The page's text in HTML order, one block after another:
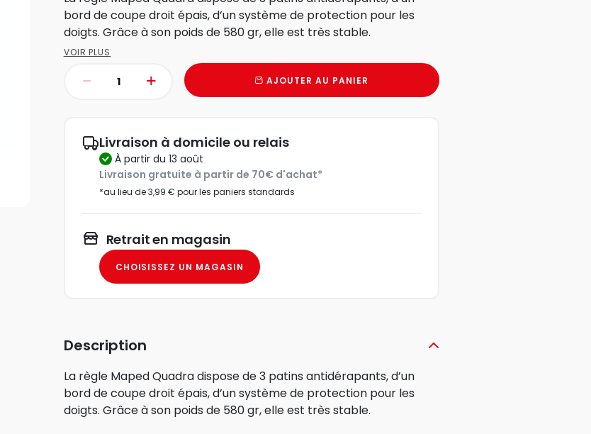
bord de coupe droit épais, d’un système de protection pour les
doigts. Grâce à son poids de 580 gr, elle est très stable.
VOIR PLUS
AJOUTER AU PANIER
Livraison à domicile ou relais
à partir du 13 août
Livraison gratuite à partir de 70€ d'achat*
*au lieu de 3,99 € pour les paniers standards
Retrait en magasin
CHOISISSEZ UN MAGASIN
Description
La règle Maped Quadra dispose de 3 patins antidérapants, d’un
bord de coupe droit épais, d’un système de protection pour les
doigts. Grâce à son poids de 580 gr, elle est très stable.